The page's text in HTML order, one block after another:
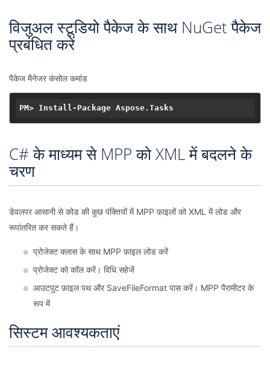
विजुअल स्टूडियो पैकेज के साथ NuGet पैकेज
प्रबंधित करें
पैकेज मैनेजर कंसोल कमांड
C# के माध्यम से MPP को XML में बदलने के
चरण
डेवलपर आसानी से कोड की कुछ पंक्तियों में MPP फ़ाइलों को XML में लोड और
रूपांतरित कर सकते हैं।
प्रोजेक्ट क्लास के साथ MPP फ़ाइल लोड करें
प्रोजेक्ट को कॉल करें। विधि सहेजें
आउटपुट फ़ाइल पथ और SaveFileFormat पास करें। MPP पैरामीटर के
रूप में
सिस्टम आवश्यकताएं